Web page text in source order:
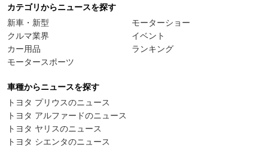
カテゴリからニュースを探す
新車・新型
クルマ業界
カー用品
モータースポーツ
モーターショー
イベント
ランキング
車種からニュースを探す
トヨタ プリウスのニュース
トヨタ アルファードのニュース
トヨタ ヤリスのニュース
トヨタ シエンタのニュース